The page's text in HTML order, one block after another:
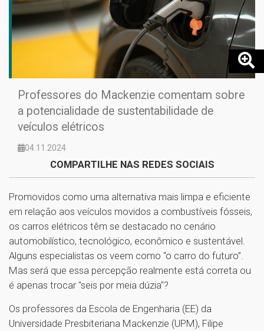
Professores do Mackenzie comentam sobre
a potencialidade de sustentabilidade de
veículos elétricos
04.11.2024
COMPARTILHE NAS REDES SOCIAIS
Promovidos como uma alternativa mais limpa e eficiente
em relação aos veículos movidos a combustíveis fósseis,
os carros elétricos têm se destacado no cenário
automobilístico, tecnológico, econômico e sustentável.
Alguns especialistas os veem como “o carro do futuro”.
Mas será que essa percepção realmente está correta ou
é apenas trocar "seis por meia dúzia"?
Os professores da Escola de Engenharia (EE) da
Universidade Presbiteriana Mackenzie (UPM), Filipe